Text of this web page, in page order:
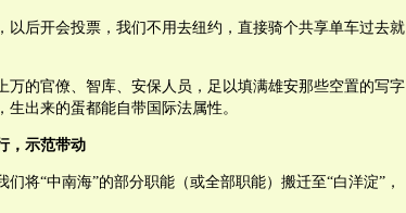
以后开会投票，我们不用去纽约，直接骑个共享单车过去就
万的官僚、智库、安保人员，足以填满雄安那些空置的写字
出来的蛋都能自带国际法属性。
，示范带动
将“中南海”的部分职能（或全部职能）搬迁至“白洋淀”，